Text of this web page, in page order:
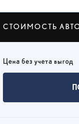
СТОИМОСТЬ
Цена без учета выгод